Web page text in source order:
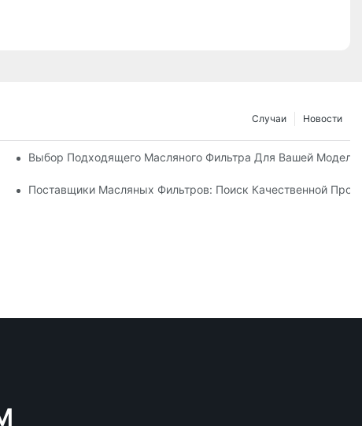
Новости
Случаи
Доверять?
Выбор Подходящего Масляного Фильтра Для Вашей
И Их Инновации
Поставщики Масляных Фильтров: Поиск Качественной